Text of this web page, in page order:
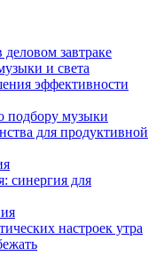
деловом завтраке
и света
эффективности
подбору музыки
для продуктивной
синергия для
настроек утра